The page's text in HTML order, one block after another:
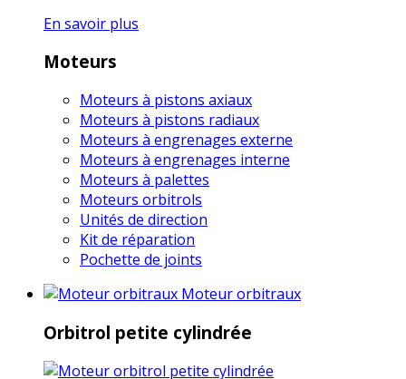
En savoir plus
Moteurs
Moteurs à pistons axiaux
Moteurs à pistons radiaux
Moteurs à engrenages externe
Moteurs à engrenages interne
Moteurs à palettes
Moteurs orbitrols
Unités de direction
Kit de réparation
Pochette de joints
Moteur orbitraux
Orbitrol petite cylindrée